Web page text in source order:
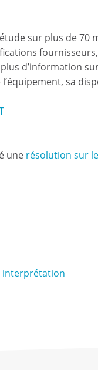
sur plus de 70
d’information
sa
une résolution sur
interprétation